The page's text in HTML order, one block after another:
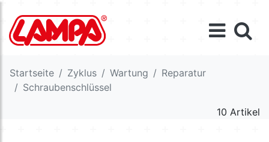
Startseite Zyklus Wartung
Reparatur
Schraubenschlüssel
10 Artikel